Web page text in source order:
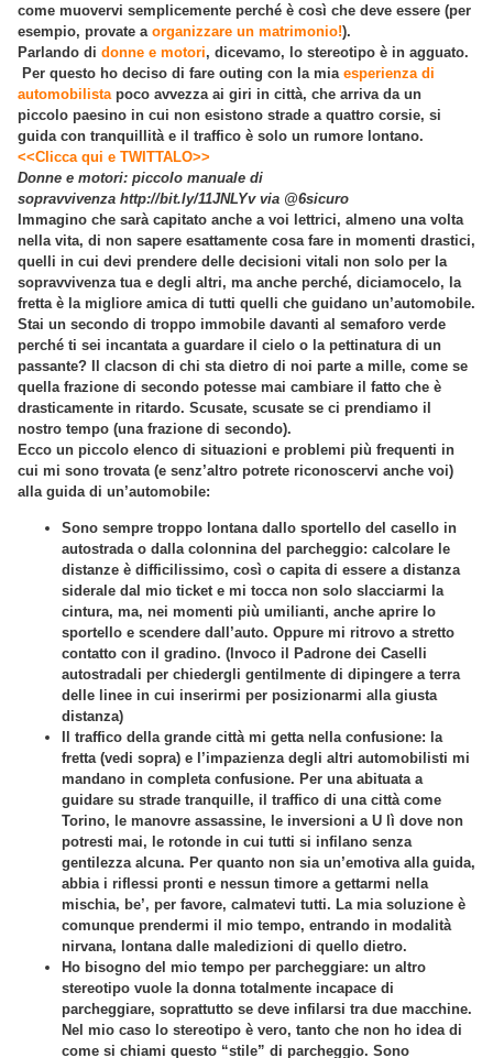
come muovervi semplicemente perché è così che deve essere (per
esempio, provate a organizzare un matrimonio!).
Parlando di donne e motori, dicevamo, lo stereotipo è in agguato.
Per questo ho deciso di fare outing con la mia esperienza di
automobilista poco avvezza ai giri in città, che arriva da un
piccolo paesino in cui non esistono strade a quattro corsie, si
guida con tranquillità e il traffico è solo un rumore lontano.
<<Clicca qui e TWITTALO>>
Donne e motori: piccolo manuale di
sopravvivenza http://bit.ly/11JNLYv via @6sicuro
Immagino che sarà capitato anche a voi lettrici, almeno una volta
nella vita, di non sapere esattamente cosa fare in momenti drastici,
quelli in cui devi prendere delle decisioni vitali non solo per la
sopravvivenza tua e degli altri, ma anche perché, diciamocelo, la
fretta è la migliore amica di tutti quelli che guidano un’automobile.
Stai un secondo di troppo immobile davanti al semaforo verde
perché ti sei incantata a guardare il cielo o la pettinatura di un
passante? Il clacson di chi sta dietro di noi parte a mille, come se
quella frazione di secondo potesse mai cambiare il fatto che è
drasticamente in ritardo. Scusate, scusate se ci prendiamo il
nostro tempo (una frazione di secondo).
Ecco un piccolo elenco di situazioni e problemi più frequenti in
cui mi sono trovata (e senz’altro potrete riconoscervi anche voi)
alla guida di un’automobile:
Sono sempre troppo lontana dallo sportello del casello in
autostrada o dalla colonnina del parcheggio: calcolare le
distanze è difficilissimo, così o capita di essere a distanza
siderale dal mio ticket e mi tocca non solo slacciarmi la
cintura, ma, nei momenti più umilianti, anche aprire lo
sportello e scendere dall’auto. Oppure mi ritrovo a stretto
contatto con il gradino. (Invoco il Padrone dei Caselli
autostradali per chiedergli gentilmente di dipingere a terra
delle linee in cui inserirmi per posizionarmi alla giusta
distanza)
Il traffico della grande città mi getta nella confusione: la
fretta (vedi sopra) e l’impazienza degli altri automobilisti mi
mandano in completa confusione. Per una abituata a
guidare su strade tranquille, il traffico di una città come
Torino, le manovre assassine, le inversioni a U lì dove non
potresti mai, le rotonde in cui tutti si infilano senza
gentilezza alcuna. Per quanto non sia un’emotiva alla guida,
abbia i riflessi pronti e nessun timore a gettarmi nella
mischia, be’, per favore, calmatevi tutti. La mia soluzione è
comunque prendermi il mio tempo, entrando in modalità
nirvana, lontana dalle maledizioni di quello dietro.
Ho bisogno del mio tempo per parcheggiare: un altro
stereotipo vuole la donna totalmente incapace di
parcheggiare, soprattutto se deve infilarsi tra due macchine.
Nel mio caso lo stereotipo è vero, tanto che non ho idea di
come si chiami questo “stile” di parcheggio. Sono